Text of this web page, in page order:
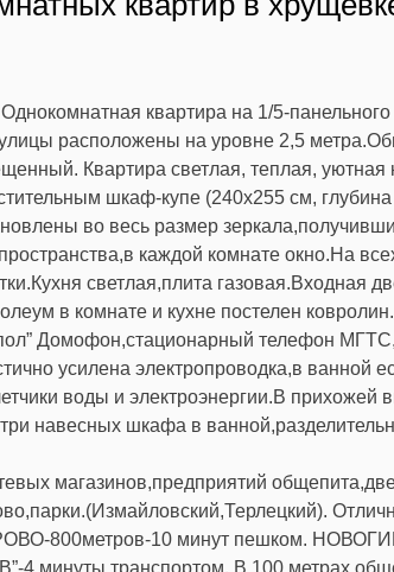
квартира на 1/5-
расположены на уровне 2,5
Квартира светлая, теплая, уютная
шкаф-купе (240х255 см,
во весь размер
каждой комнате окно.На
светлая,плита газовая.Входная
в комнате и кухне постелен
Домофон,стационарный телефон
усилена электропроводка,в ванной
воды и электроэнергии.В прихожей
навесных шкафа в
магазинов,предприятий
800метров-10 минут пешком.
минуты транспортом. В 100 метрах